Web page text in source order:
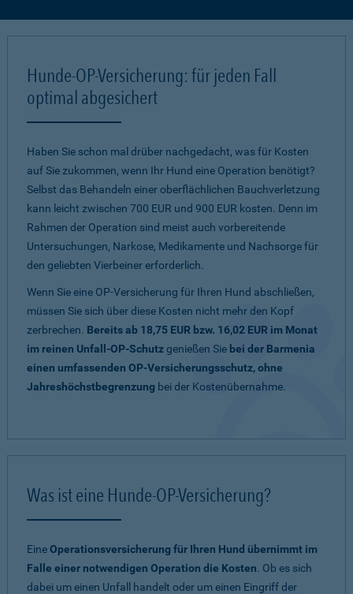
Hunde-OP-Versicherung: für jeden Fall
optimal abgesichert
Haben Sie schon mal drüber nachgedacht, was für Kosten
auf Sie zukommen, wenn Ihr Hund eine Operation benötigt?
Selbst das Behandeln einer oberflächlichen Bauchverletzung
kann leicht zwischen 700 EUR und 900 EUR kosten. Denn im
Rahmen der Operation sind meist auch vorbereitende
Untersuchungen, Narkose, Medikamente und Nachsorge für
den geliebten Vierbeiner erforderlich.
Wenn Sie eine OP-Versicherung für Ihren Hund abschließen,
müssen Sie sich über diese Kosten nicht mehr den Kopf
zerbrechen. Bereits ab 18,75 EUR bzw. 16,02 EUR im Monat
im reinen Unfall-OP-Schutzgenießen Sie bei der Barmenia
einen umfassenden OP-Versicherungsschutz, ohne
Jahreshöchstbegrenzung bei der Kostenübernahme.
Was ist eine Hunde-OP-Versicherung?
EineOperationsversicherung für Ihren Hund übernimmt im
Falle einer notwendigen Operation die Kosten. Ob es sich
dabei um einen Unfall handelt oder um einen Eingriff der